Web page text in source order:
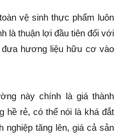
vệ sinh thực phẩm luôn
là thuận lợi đầu tiên đối với
đưa hương liệu hữu cơ vào
này chính là giá thành
hề rẻ, có thể nói là khá đắt
nghiệp tăng lên, giá cả sản